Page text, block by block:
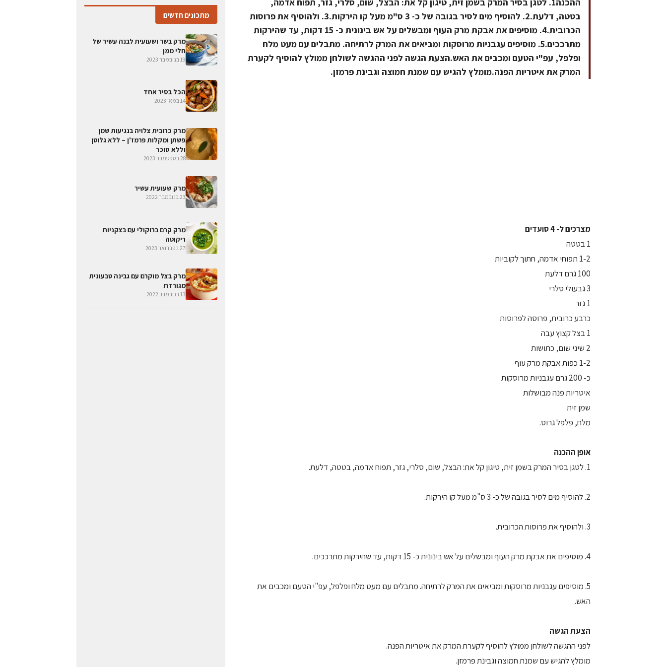
בטטה, דלעת.2. להוסיף מים לסיר בגובה של כ- 3 ס"מ מעל קו הירקות.3. ולהוסיף את פרוסות
הכרובית.4. מוסיפים את אבקת מרק העוף ומבשלים על אש בינונית כ- 15 דקות, עד שהירקות
מתרככים.5. מוסיפים עגבניות מרוסקות ומביאים את המרק לרתיחה. מתבלים עם מעט מלח
ופלפל, עפ"י הטעם ומכבים את האש.הצעת הגשה לפני ההגשה לשולחן ממולץ להוסיף לקערת
המרק את איטריות הפנה.מומלץ להגיש עם שמנת חמוצה וגבינת פרמזן.
מצרכים ל- 4 סועדים
1 בטטה
1-2 תפוחי אדמה, חתוך לקוביות
100 גרם דלעת
3 גבעולי סלרי
1 גזר
כרבע כרובית, פרוסה לפרוסות
1 בצל קצוץ עבה
2 שיני שום, כתושות
1-2 כפות אבקת מרק עוף
כ- 200 גרם עגבניות מרוסקות
איטריות פנה מבושלות
שמן זית
מלח, פלפל גרוס.
אופן ההכנה
1. לטגן בסיר המרק בשמן זית, טיגון קל את: הבצל, שום, סלרי, גזר, תפוח אדמה, בטטה, דלעת.
2. להוסיף מים לסיר בגובה של כ- 3 ס"מ מעל קו הירקות.
3. ולהוסיף את פרוסות הכרובית.
4. מוסיפים את אבקת מרק העוף ומבשלים על אש בינונית כ- 15 דקות, עד שהירקות מתרככים.
5. מוסיפים עגבניות מרוסקות ומביאים את המרק לרתיחה. מתבלים עם מעט מלח ופלפל, עפ"י הטעם ומכבים את
האש.
הצעת הגשה
לפני ההגשה לשולחן ממולץ להוסיף לקערת המרק את איטריות הפנה.
מומלץ להגיש עם שמנת חמוצה וגבינת פרמזן.
מתכונים חדשים
מרק בשר ושעועית לבנה עשיר של
חלי ממן
19 בנובמבר 2023
הכל בסיר אחד
14 במאי 2023
מרק כרובית צלויה בנגיעות שמן
פשתן ומקלות פרמז'ן – ללא גלוטן
וללא סוכר
28 בספטמבר 2023
מרק שעועית עשיר
23 בנובמבר 2022
מרק קרם ברוקולי עם בצקניות
ריקוטה
27 בפברואר 2023
מרק בצל מוקרם עם גבינה טבעונית
מגורדת
13 בנובמבר 2022